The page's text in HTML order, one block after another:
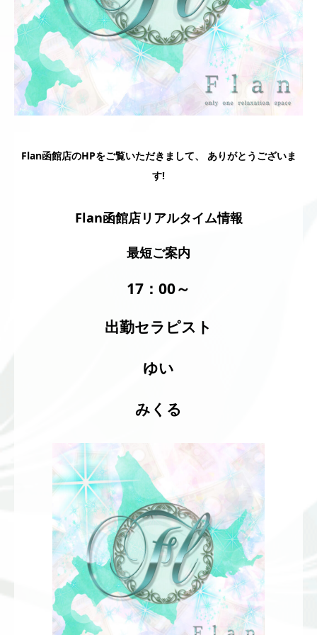
Flan函館店のHPをご覧いただきまして、 ありがとうございま
す!
Flan函館店リアルタイム情報
最短ご案内
17：00～
出勤セラピスト
ゆい
みくる